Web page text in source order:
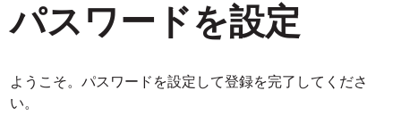
パスワードを設定
ようこそ。パスワードを設定して登録を完了してくださ
い。